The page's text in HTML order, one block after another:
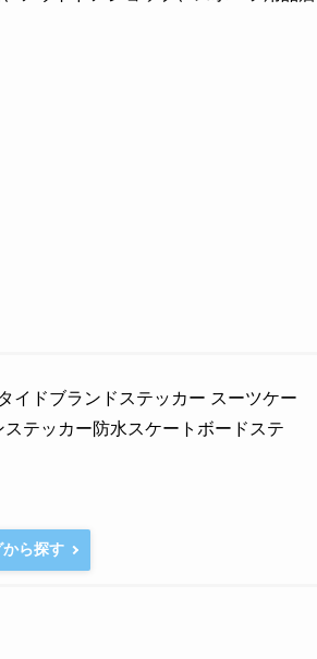
イドブランドステッカー スーツケー
テッカー防水スケートボードステ
ら探す